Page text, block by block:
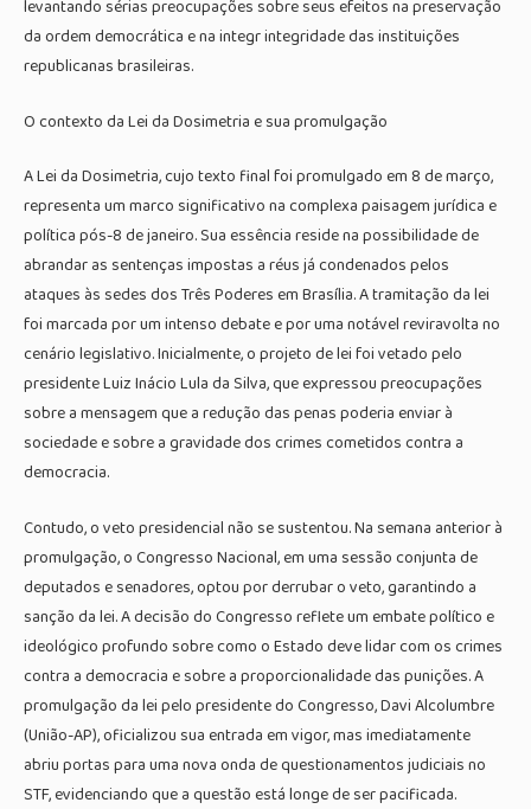
levantando sérias preocupações sobre seus efeitos na preservação
da ordem democrática e na integr integridade das instituições
republicanas brasileiras.
O contexto da Lei da Dosimetria e sua promulgação
A Lei da Dosimetria, cujo texto final foi promulgado em 8 de março,
representa um marco significativo na complexa paisagem jurídica e
política pós-8 de janeiro. Sua essência reside na possibilidade de
abrandar as sentenças impostas a réus já condenados pelos
ataques às sedes dos Três Poderes em Brasília. A tramitação da lei
foi marcada por um intenso debate e por uma notável reviravolta no
cenário legislativo. Inicialmente, o projeto de lei foi vetado pelo
presidente Luiz Inácio Lula da Silva, que expressou preocupações
sobre a mensagem que a redução das penas poderia enviar à
sociedade e sobre a gravidade dos crimes cometidos contra a
democracia.
Contudo, o veto presidencial não se sustentou. Na semana anterior à
promulgação, o Congresso Nacional, em uma sessão conjunta de
deputados e senadores, optou por derrubar o veto, garantindo a
sanção da lei. A decisão do Congresso reflete um embate político e
ideológico profundo sobre como o Estado deve lidar com os crimes
contra a democracia e sobre a proporcionalidade das punições. A
promulgação da lei pelo presidente do Congresso, Davi Alcolumbre
(União-AP), oficializou sua entrada em vigor, mas imediatamente
abriu portas para uma nova onda de questionamentos judiciais no
STF, evidenciando que a questão está longe de ser pacificada.